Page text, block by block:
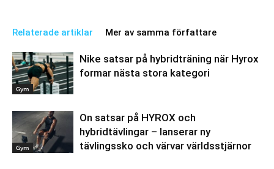
Relaterade artiklar Mer av samma författare
Gym
Nike satsar på hybridträning när Hyrox
formar nästa stora kategori
Gym
On satsar på HYROX och
hybridtävlingar – lanserar ny
tävlingssko och värvar världsstjärnor